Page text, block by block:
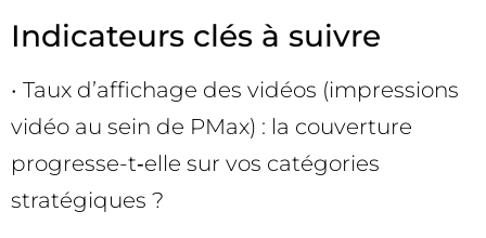
Indicateurs clés à suivre
• Taux d’affichage des vidéos (impressions
vidéo au sein de PMax) : la couverture
progresse-t‑elle sur vos catégories
stratégiques ?